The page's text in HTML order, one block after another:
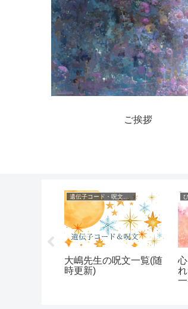
ご挨拶
遺伝子コード・呪文一覧
大嶋先生の呪文一覧(随
時更新)
一